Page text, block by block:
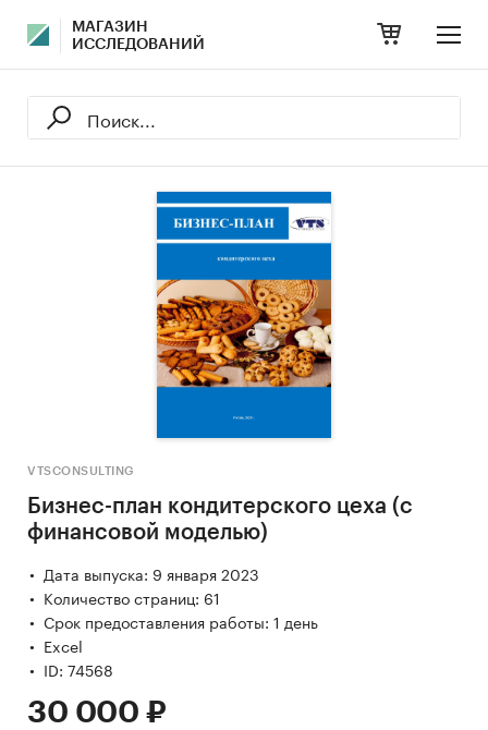
МАГАЗИН
ИССЛЕДОВАНИЙ
VTSCONSULTING
Бизнес-план кондитерского цеха (с
финансовой моделью)
Дата выпуска: 9 января 2023
Количество страниц: 61
Срок предоставления работы: 1 день
Excel
ID: 74568
30 000 ₽